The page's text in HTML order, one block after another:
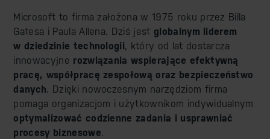
Microsoft to firma założona w 1975 roku przez Billa
Gatesa i Paula Allena. Dziś jest globalnym liderem
w dziedzinie technologii, który od lat dostarcza
innowacyjne rozwiązania wspierające efektywną
pracę, współpracę zespołową oraz bezpieczeństwo
danych. Dzięki nowoczesnym narzędziom firma
pomaga organizacjom i użytkownikom indywidualnym
optymalizować codzienne zadania i usprawniać
procesy biznesowe.